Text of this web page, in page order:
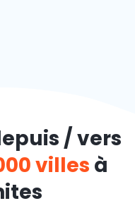
/ vers
villes à